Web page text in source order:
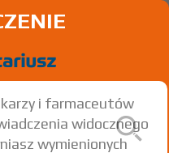
i farmaceutów
widocznego
wymienionych